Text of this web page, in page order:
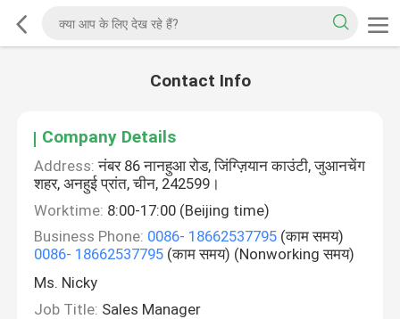
Contact Info
Company Details
Address: नंबर 86 नानहुआ रोड, जिंग्ज़ियान काउंटी, जुआनचेंग
शहर, अनहुई प्रांत, चीन, 242599।
Worktime: 8:00-17:00 (Beijing time)
Business Phone: 0086- 18662537795 (काम समय)
0086- 18662537795 (काम समय) (Nonworking समय)
Ms. Nicky
Job Title: Sales Manager